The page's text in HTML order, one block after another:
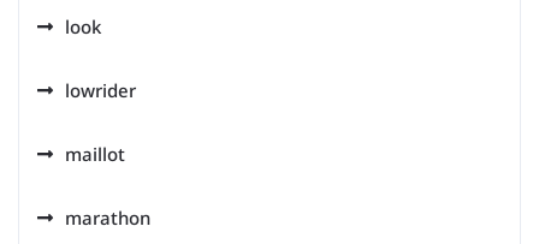
look
lowrider
maillot
marathon